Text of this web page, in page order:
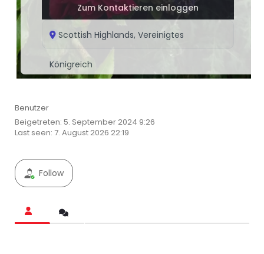
Zum Kontaktieren einloggen
Scottish Highlands, Vereinigtes
Königreich
Benutzer
Beigetreten: 5. September 2024 9:26
Last seen: 7. August 2026 22:19
Follow